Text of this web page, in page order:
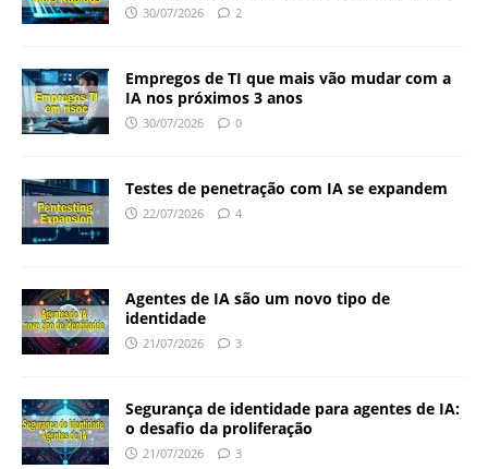
30/07/2026 2
Empregos de TI que mais vão mudar com a
IA nos próximos 3 anos
30/07/2026 0
Testes de penetração com IA se expandem
22/07/2026 4
Agentes de IA são um novo tipo de
identidade
21/07/2026 3
Segurança de identidade para agentes de IA:
o desafio da proliferação
21/07/2026 3